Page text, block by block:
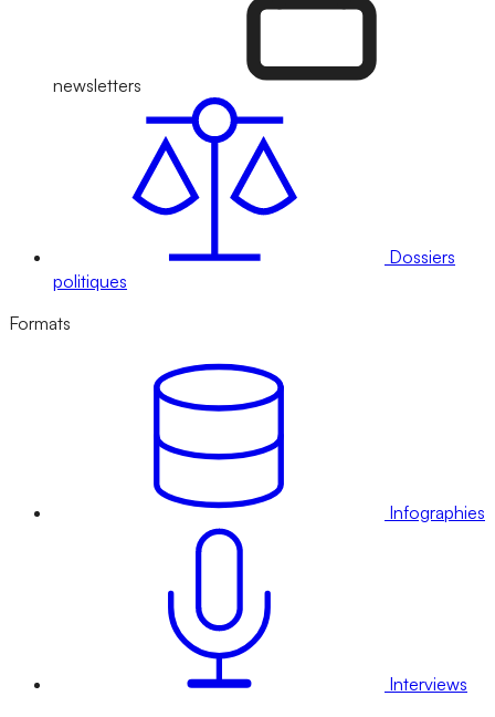
newsletters
Dossiers
politiques
Formats
Infographies
Interviews